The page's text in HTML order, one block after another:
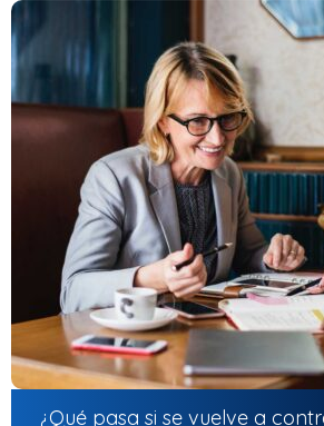
¿En qué consiste un ERTE?
Un Expediente de Regulación
forma que tiene la empresa de
temporal de la relación laboral con
lo que es lo mismo, cuando una
despedir a una parte…
SEGUIR LEYENDO